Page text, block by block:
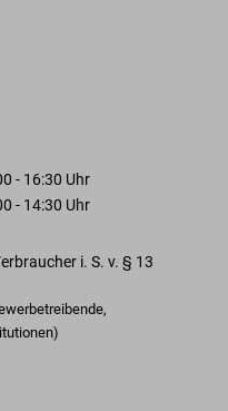
- 16:30 Uhr
- 14:30 Uhr
i. S. v. § 13